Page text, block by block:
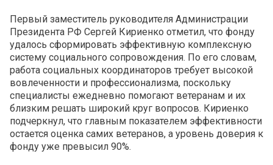
Первый заместитель руководителя Администрации
Президента РФ Сергей Кириенко отметил, что фонду
удалось сформировать эффективную комплексную
систему социального сопровождения. По его словам,
работа социальных координаторов требует высокой
вовлеченности и профессионализма, поскольку
специалисты ежедневно помогают ветеранам и их
близким решать широкий круг вопросов. Кириенко
подчеркнул, что главным показателем эффективности
остается оценка самих ветеранов, а уровень доверия к
фонду уже превысил 90%.